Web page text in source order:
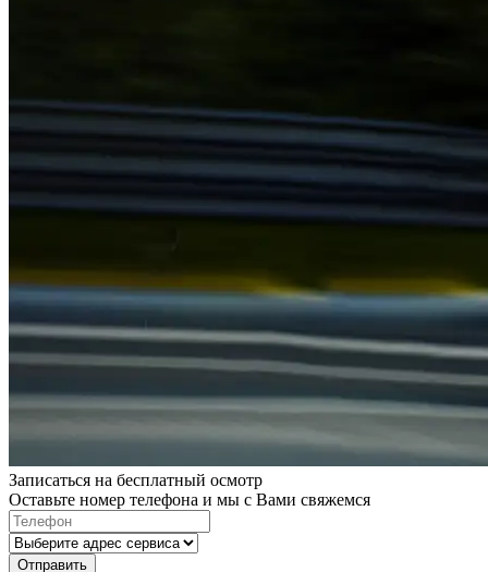
Записаться на бесплатный осмотр
Оставьте номер телефона и мы с Вами свяжемся